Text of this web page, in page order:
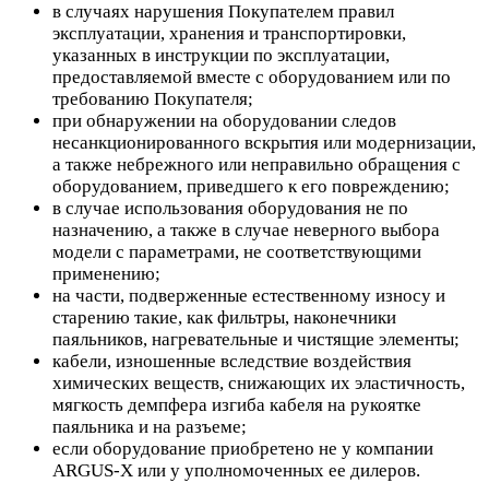
в случаях нарушения Покупателем правил
эксплуатации, хранения и транспортировки,
указанных в инструкции по эксплуатации,
предоставляемой вместе с оборудованием или по
требованию Покупателя;
при обнаружении на оборудовании следов
несанкционированного вскрытия или модернизации,
а также небрежного или неправильно обращения с
оборудованием, приведшего к его повреждению;
в случае использования оборудования не по
назначению, а также в случае неверного выбора
модели с параметрами, не соответствующими
применению;
на части, подверженные естественному износу и
старению такие, как фильтры, наконечники
паяльников, нагревательные и чистящие элементы;
кабели, изношенные вследствие воздействия
химических веществ, снижающих их эластичность,
мягкость демпфера изгиба кабеля на рукоятке
паяльника и на разъеме;
если оборудование приобретено не у компании
ARGUS-X или у уполномоченных ее дилеров.